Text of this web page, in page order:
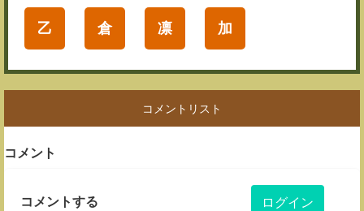
乙 倉 凛 加
コメントリスト
コメント
コメントする ログイン